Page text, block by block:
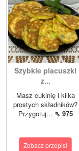
Szybkie placuszki
z...
Masz cukinię i kilka
prostych składników?
Przygotuj... ⇖ 975
Zobacz przepis!